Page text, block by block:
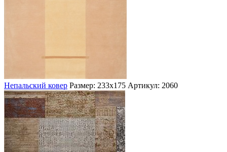
Непальский ковер Размер: 233х175 Артикул: 2060